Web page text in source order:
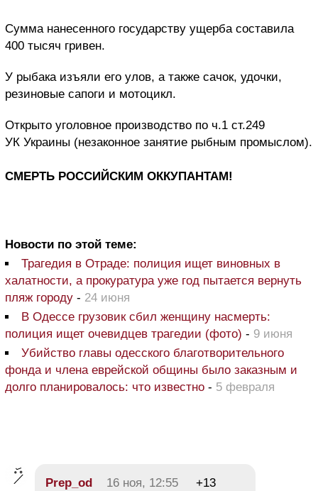
Сумма нанесенного государству ущерба составила
400 тысяч гривен.
У рыбака изъяли его улов, а также сачок, удочки,
резиновые сапоги и мотоцикл.
Открыто уголовное производство по ч.1 ст.249
УК Украины (незаконное занятие рыбным промыслом).
СМЕРТЬ РОССИЙСКИМ ОККУПАНТАМ!
Новости по этой теме:
Трагедия в Отраде: полиция ищет виновных в
халатности, а прокуратура уже год пытается вернуть
пляж городу - 24 июня
В Одессе грузовик сбил женщину насмерть:
полиция ищет очевидцев трагедии (фото) - 9 июня
Убийство главы одесского благотворительного
фонда и члена еврейской общины было заказным и
долго планировалось: что известно - 5 февраля
Prep_od 16 ноя, 12:55 +13